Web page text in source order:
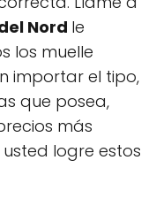
Nord le
los muelle
importar el tipo,
que posea,
más
logre estos